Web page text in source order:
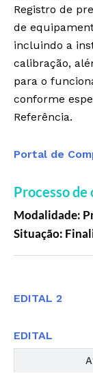
Registro de
de
incluindo a
calibração,
para o
conforme
Referência.
Portal de
Processo
Modalidade:
Situação:
EDITAL 2
EDITAL